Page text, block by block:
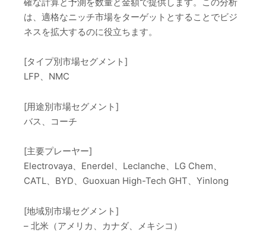
は、適格なニッチ市場をターゲットとすることでビジ
ネスを拡大するのに役立ちます。
[タイプ別市場セグメント]
LFP、NMC
[用途別市場セグメント]
バス、コーチ
[主要プレーヤー]
Electrovaya、Enerdel、Leclanche、LG Chem、
CATL、BYD、Guoxuan High-Tech GHT、Yinlong
[地域別市場セグメント]
– 北米（アメリカ、カナダ、メキシコ）